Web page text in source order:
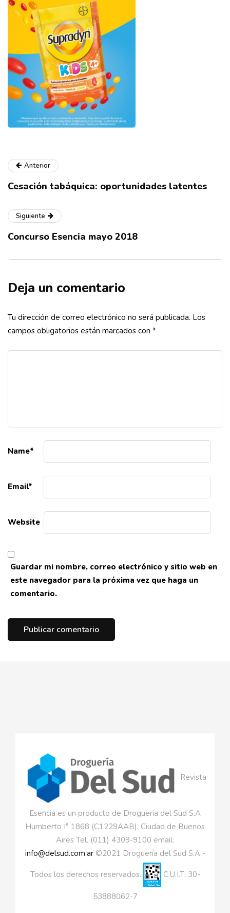
Anterior
Cesación tabáquica: oportunidades latentes
Siguiente
Concurso Esencia mayo 2018
Deja un comentario
Tu dirección de correo electrónico no será publicada. Los
campos obligatorios están marcados con *
Name*
Email*
Website
Guardar mi nombre, correo electrónico y sitio web en
este navegador para la próxima vez que haga un
comentario.
Revista
Esencia es un producto de Droguería del Sud S.A
Humberto I° 1868 (C1229AAB), Ciudad de Buenos
Aires Tel. (011) 4309-9100 email:
info@delsud.com.ar©2021 Droguería del Sud S.A -
Todos los derechos reservados. C.U.I.T: 30-
53888062-7